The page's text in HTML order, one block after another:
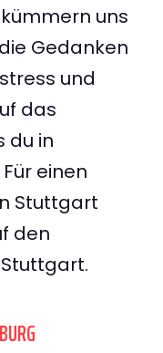
uns
Gedanken
und
das
du in
einen
Stuttgart
den